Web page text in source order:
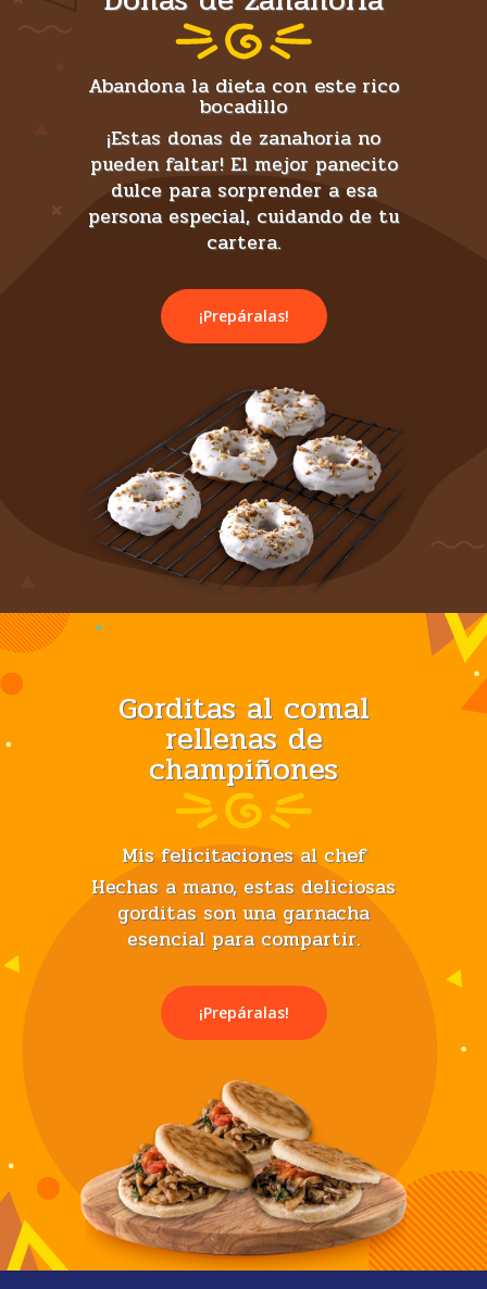
Abandona la dieta con este rico
bocadillo
¡Estas donas de zanahoria no
pueden faltar! El mejor panecito
dulce para sorprender a esa
persona especial, cuidando de tu
cartera.
¡Prepáralas!
Gorditas al comal
rellenas de
champiñones
Mis felicitaciones al chef
Hechas a mano, estas deliciosas
gorditas son una garnacha
esencial para compartir.
¡Prepáralas!